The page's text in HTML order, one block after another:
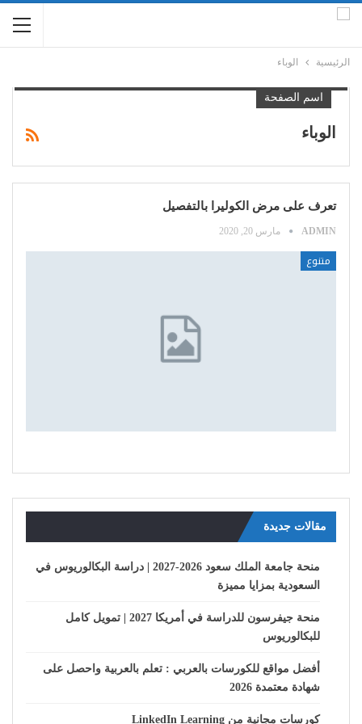
الرئيسية الوباء
اسم الصفحة
الوباء
تعرف على مرض الكوليرا بالتفصيل
ADMIN مارس 20, 2020
متنوع
مقالات جديدة
منحة جامعة الملك سعود 2026-2027 | دراسة البكالوريوس في
السعودية بمزايا مميزة
منحة جيفرسون للدراسة في أمريكا 2027 | تمويل كامل
للبكالوريوس
أفضل مواقع للكورسات بالعربي : تعلم بالعربية واحصل على
شهادة معتمدة 2026
كورسات مجانية من LinkedIn Learning